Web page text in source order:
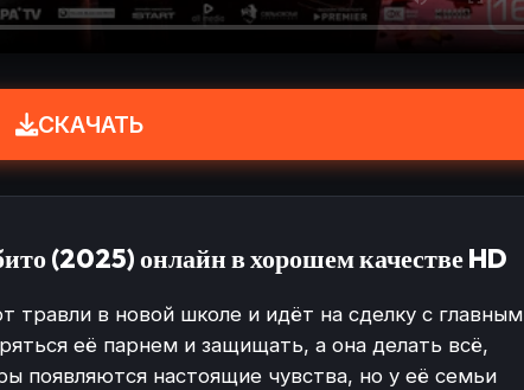
СКАЧАТЬ
(2025) онлайн в хорошем качестве HD
травли в новой школе и идёт на сделку с главным
её парнем и защищать, а она делать всё,
появляются настоящие чувства, но у её семьи